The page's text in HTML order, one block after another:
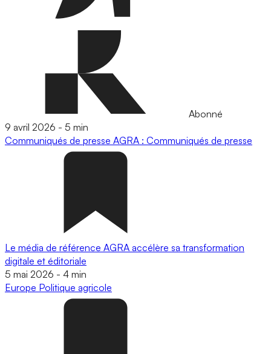
Abonné
9 avril 2026 - 5 min
Communiqués de presse AGRA : Communiqués de presse
Le média de référence AGRA accélère sa transformation
digitale et éditoriale
5 mai 2026 - 4 min
Europe Politique agricole